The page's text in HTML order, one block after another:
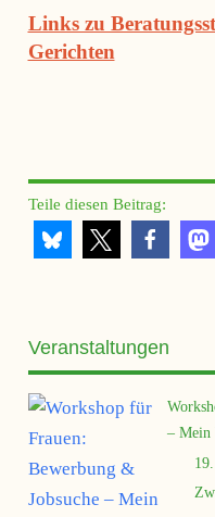
Links zu
Gerichten
Teile diesen Beitrag:
Veranstaltungen
– Mein